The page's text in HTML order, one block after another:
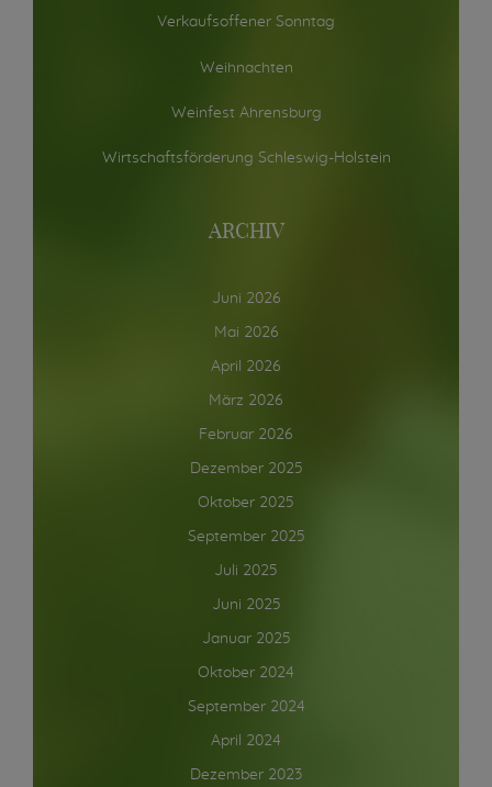
Verkaufsoffener Sonntag
Weihnachten
Weinfest Ahrensburg
Wirtschaftsförderung Schleswig-Holstein
ARCHIV
Juni 2026
Mai 2026
April 2026
März 2026
Februar 2026
Dezember 2025
Oktober 2025
September 2025
Juli 2025
Juni 2025
Januar 2025
Oktober 2024
September 2024
April 2024
Dezember 2023